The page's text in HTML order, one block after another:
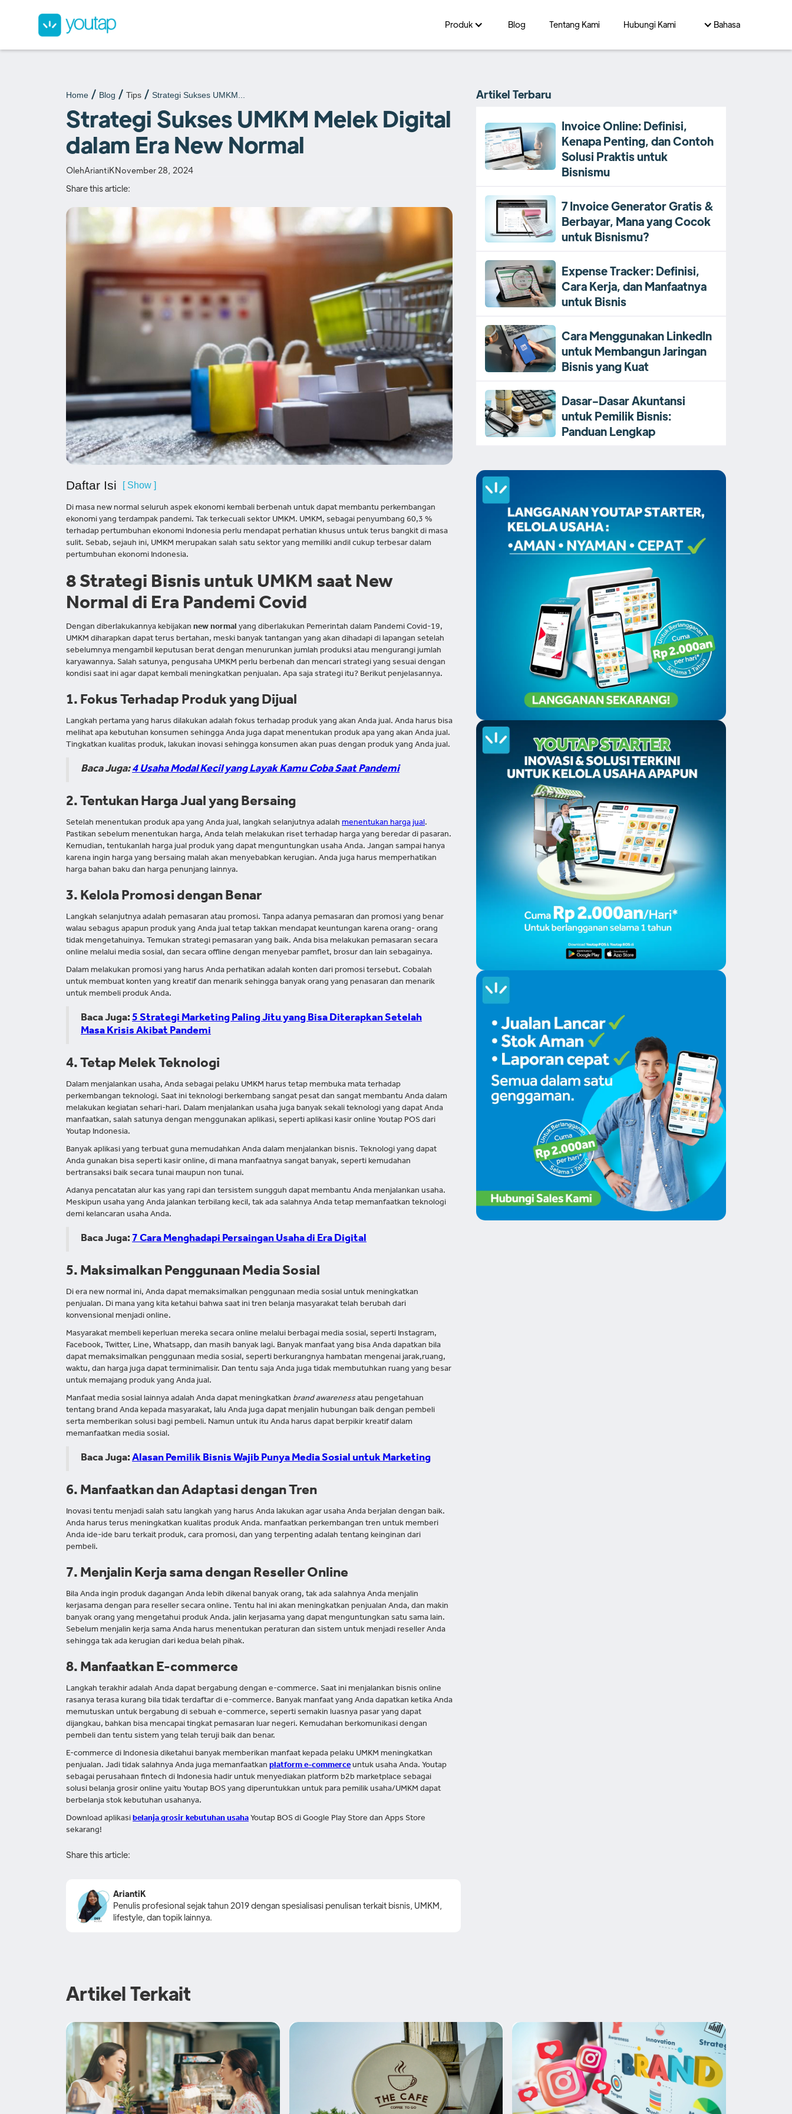
Produk Blog Tentang Kami Hubungi Kami Bahasa
Home Blog Tips Strategi Sukses UMKM...
Strategi Sukses UMKM Melek Digital
dalam Era New Normal
OlehAriantiKNovember 28, 2024
Share this article:
Daftar Isi [ Show ]
Di masa new normal seluruh aspek ekonomi kembali berbenah untuk dapat membantu perkembangan
ekonomi yang terdampak pandemi. Tak terkecuali sektor UMKM. UMKM, sebagai penyumbang 60,3 %
terhadap pertumbuhan ekonomi Indonesia perlu mendapat perhatian khusus untuk terus bangkit di masa
sulit. Sebab, sejauh ini, UMKM merupakan salah satu sektor yang memiliki andil cukup terbesar dalam
pertumbuhan ekonomi Indonesia.
8 Strategi Bisnis untuk UMKM saat New
Normal di Era Pandemi Covid
Dengan diberlakukannya kebijakan new normal yang diberlakukan Pemerintah dalam Pandemi Covid-19,
UMKM diharapkan dapat terus bertahan, meski banyak tantangan yang akan dihadapi di lapangan setelah
sebelumnya mengambil keputusan berat dengan menurunkan jumlah produksi atau mengurangi jumlah
karyawannya. Salah satunya, pengusaha UMKM perlu berbenah dan mencari strategi yang sesuai dengan
kondisi saat ini agar dapat kembali meningkatkan penjualan. Apa saja strategi itu? Berikut penjelasannya.
1. Fokus Terhadap Produk yang Dijual
Langkah pertama yang harus dilakukan adalah fokus terhadap produk yang akan Anda jual. Anda harus bisa
melihat apa kebutuhan konsumen sehingga Anda juga dapat menentukan produk apa yang akan Anda jual.
Tingkatkan kualitas produk, lakukan inovasi sehingga konsumen akan puas dengan produk yang Anda jual.
Baca Juga:4 Usaha Modal Kecil yang Layak Kamu Coba Saat Pandemi
2. Tentukan Harga Jual yang Bersaing
Setelah menentukan produk apa yang Anda jual, langkah selanjutnya adalah menentukan harga jual.
Pastikan sebelum menentukan harga, Anda telah melakukan riset terhadap harga yang beredar di pasaran.
Kemudian, tentukanlah harga jual produk yang dapat menguntungkan usaha Anda. Jangan sampai hanya
karena ingin harga yang bersaing malah akan menyebabkan kerugian. Anda juga harus memperhatikan
harga bahan baku dan harga penunjang lainnya.
3. Kelola Promosi dengan Benar
Langkah selanjutnya adalah pemasaran atau promosi. Tanpa adanya pemasaran dan promosi yang benar
walau sebagus apapun produk yang Anda jual tetap takkan mendapat keuntungan karena orang- orang
tidak mengetahuinya. Temukan strategi pemasaran yang baik. Anda bisa melakukan pemasaran secara
online melalui media sosial, dan secara offline dengan menyebar pamflet, brosur dan lain sebagainya.
Dalam melakukan promosi yang harus Anda perhatikan adalah konten dari promosi tersebut. Cobalah
untuk membuat konten yang kreatif dan menarik sehingga banyak orang yang penasaran dan menarik
untuk membeli produk Anda.
Baca Juga: 5 Strategi Marketing Paling Jitu yang Bisa Diterapkan Setelah
Masa Krisis Akibat Pandemi
4. Tetap Melek Teknologi
Dalam menjalankan usaha, Anda sebagai pelaku UMKM harus tetap membuka mata terhadap
perkembangan teknologi. Saat ini teknologi berkembang sangat pesat dan sangat membantu Anda dalam
melakukan kegiatan sehari-hari. Dalam menjalankan usaha juga banyak sekali teknologi yang dapat Anda
manfaatkan, salah satunya dengan menggunakan aplikasi, seperti aplikasi kasir online Youtap POS dari
Youtap Indonesia.
Banyak aplikasi yang terbuat guna memudahkan Anda dalam menjalankan bisnis. Teknologi yang dapat
Anda gunakan bisa seperti kasir online, di mana manfaatnya sangat banyak, seperti kemudahan
bertransaksi baik secara tunai maupun non tunai.
Adanya pencatatan alur kas yang rapi dan tersistem sungguh dapat membantu Anda menjalankan usaha.
Meskipun usaha yang Anda jalankan terbilang kecil, tak ada salahnya Anda tetap memanfaatkan teknologi
demi kelancaran usaha Anda.
Baca Juga: 7 Cara Menghadapi Persaingan Usaha di Era Digital
5. Maksimalkan Penggunaan Media Sosial
Di era new normal ini, Anda dapat memaksimalkan penggunaan media sosial untuk meningkatkan
penjualan. Di mana yang kita ketahui bahwa saat ini tren belanja masyarakat telah berubah dari
konvensional menjadi online.
Masyarakat membeli keperluan mereka secara online melalui berbagai media sosial, seperti Instagram,
Facebook, Twitter, Line, Whatsapp, dan masih banyak lagi. Banyak manfaat yang bisa Anda dapatkan bila
dapat memaksimalkan penggunaan media sosial, seperti berkurangnya hambatan mengenai jarak,ruang,
waktu, dan harga juga dapat terminimalisir. Dan tentu saja Anda juga tidak membutuhkan ruang yang besar
untuk memajang produk yang Anda jual.
Manfaat media sosial lainnya adalah Anda dapat meningkatkan brand awareness atau pengetahuan
tentang brand Anda kepada masyarakat, lalu Anda juga dapat menjalin hubungan baik dengan pembeli
serta memberikan solusi bagi pembeli. Namun untuk itu Anda harus dapat berpikir kreatif dalam
memanfaatkan media sosial.
Baca Juga: Alasan Pemilik Bisnis Wajib Punya Media Sosial untuk Marketing
6. Manfaatkan dan Adaptasi dengan Tren
Inovasi tentu menjadi salah satu langkah yang harus Anda lakukan agar usaha Anda berjalan dengan baik.
Anda harus terus meningkatkan kualitas produk Anda. manfaatkan perkembangan tren untuk memberi
Anda ide-ide baru terkait produk, cara promosi, dan yang terpenting adalah tentang keinginan dari
pembeli.
7. Menjalin Kerja sama dengan Reseller Online
Bila Anda ingin produk dagangan Anda lebih dikenal banyak orang, tak ada salahnya Anda menjalin
kerjasama dengan para reseller secara online. Tentu hal ini akan meningkatkan penjualan Anda, dan makin
banyak orang yang mengetahui produk Anda. jalin kerjasama yang dapat menguntungkan satu sama lain.
Sebelum menjalin kerja sama Anda harus menentukan peraturan dan sistem untuk menjadi reseller Anda
sehingga tak ada kerugian dari kedua belah pihak.
8. Manfaatkan E-commerce
Langkah terakhir adalah Anda dapat bergabung dengan e-commerce. Saat ini menjalankan bisnis online
rasanya terasa kurang bila tidak terdaftar di e-commerce. Banyak manfaat yang Anda dapatkan ketika Anda
memutuskan untuk bergabung di sebuah e-commerce, seperti semakin luasnya pasar yang dapat
dijangkau, bahkan bisa mencapai tingkat pemasaran luar negeri. Kemudahan berkomunikasi dengan
pembeli dan tentu sistem yang telah teruji baik dan benar.
E-commerce di Indonesia diketahui banyak memberikan manfaat kepada pelaku UMKM meningkatkan
penjualan. Jadi tidak salahnya Anda juga memanfaatkan platform e-commerce untuk usaha Anda. Youtap
sebagai perusahaan fintech di Indonesia hadir untuk menyediakan platform b2b marketplace sebagai
solusi belanja grosir online yaitu Youtap BOS yang diperuntukkan untuk para pemilik usaha/UMKM dapat
berbelanja stok kebutuhan usahanya.
Download aplikasi belanja grosir kebutuhan usaha Youtap BOS di Google Play Store dan Apps Store
sekarang!
Artikel Terbaru
Invoice Online: Definisi,
Kenapa Penting, dan Contoh
Solusi Praktis untuk
Bisnismu
7 Invoice Generator Gratis &
Berbayar, Mana yang Cocok
untuk Bisnismu?
Expense Tracker: Definisi,
Cara Kerja, dan Manfaatnya
untuk Bisnis
Cara Menggunakan LinkedIn
untuk Membangun Jaringan
Bisnis yang Kuat
Dasar-Dasar Akuntansi
untuk Pemilik Bisnis:
Panduan Lengkap
Share this article:
AriantiK
Penulis profesional sejak tahun 2019 dengan spesialisasi penulisan terkait bisnis, UMKM,
lifestyle, dan topik lainnya.
Artikel Terkait